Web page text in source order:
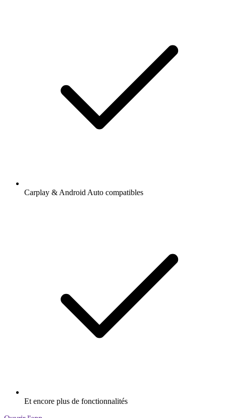
Carplay & Android Auto compatibles
Et encore plus de fonctionnalités